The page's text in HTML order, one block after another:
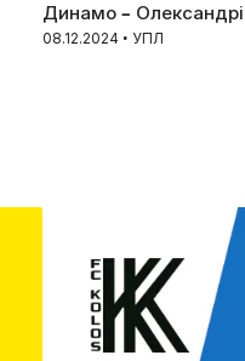
Динамо –
08.12.2024 • УПЛ